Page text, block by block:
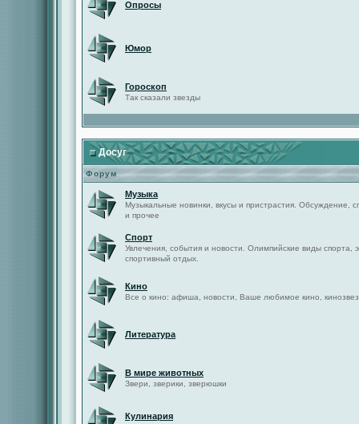
Опросы
Юмор
Гороскоп
Так сказали звезды
Досуг
Форум
Музыка
Музыкальные новинки, вкусы и пристрастия. Обсуждение,
и прочее
Спорт
Увлечения, события и новости. Олимпийские виды спорта,
спортивный отдых.
Кино
Все о кино: афиша, новости, Ваше любимое кино,
Литература
В мире животных
Звери, зверики, зверюшки
Кулинария